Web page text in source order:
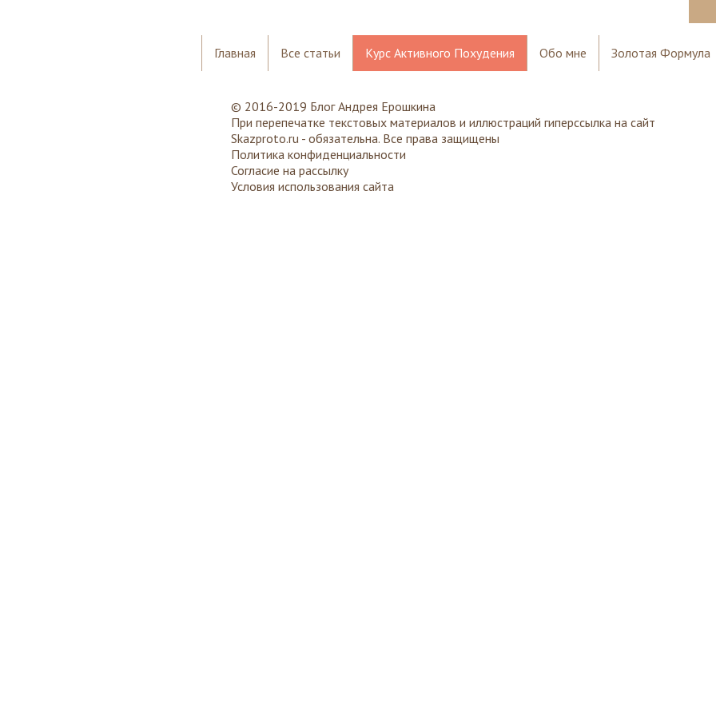
Главная Все статьи Курс Активного Похудения Обо мне Золотая Формула
© 2016-2019 Блог Андрея Ерошкина
При перепечатке текстовых материалов и иллюстраций гиперссылка на сайт
Skazproto.ru - обязательна. Все права защищены
Политика конфиденциальности
Согласие на рассылку
Условия использования сайта